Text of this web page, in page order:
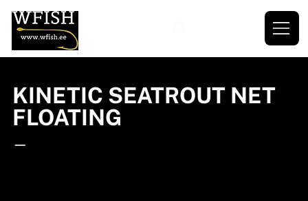
KINETIC SEATROUT NET
FLOATING
—